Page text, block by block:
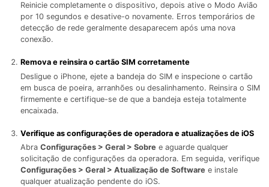
Reinicie completamente o dispositivo, depois ative o Modo Avião
por 10 segundos e desative-o novamente. Erros temporários de
detecção de rede geralmente desaparecem após uma nova
conexão.
Remova e reinsira o cartão SIM corretamente
Desligue o iPhone, ejete a bandeja do SIM e inspecione o cartão
em busca de poeira, arranhões ou desalinhamento. Reinsira o SIM
firmemente e certifique-se de que a bandeja esteja totalmente
encaixada.
Verifique as configurações de operadora e atualizações de iOS
Abra Configurações > Geral > Sobree aguarde qualquer
solicitação de configurações da operadora. Em seguida, verifique
Configurações > Geral > Atualização de Softwaree instale
qualquer atualização pendente do iOS.